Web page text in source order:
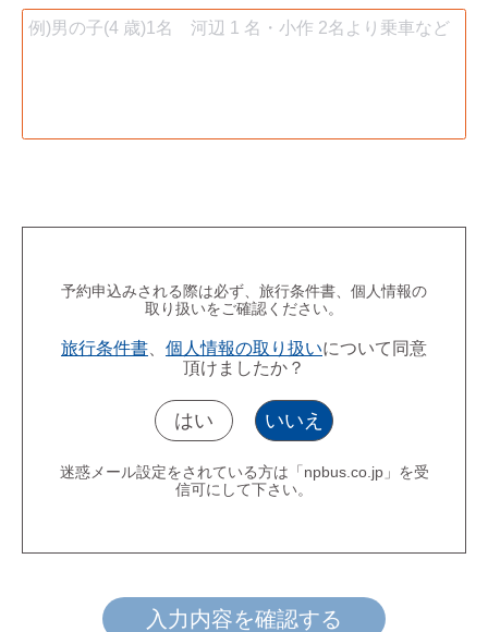
予約申込みされる際は必ず、旅行条件書、個人情報の
取り扱いをご確認ください。
旅行条件書 個人情報の取り扱いについて同意
頂けましたか？
はい いいえ
迷惑メール設定をされている方は「npbus.co.jp」を受
信可にして下さい。
入力内容を確認する